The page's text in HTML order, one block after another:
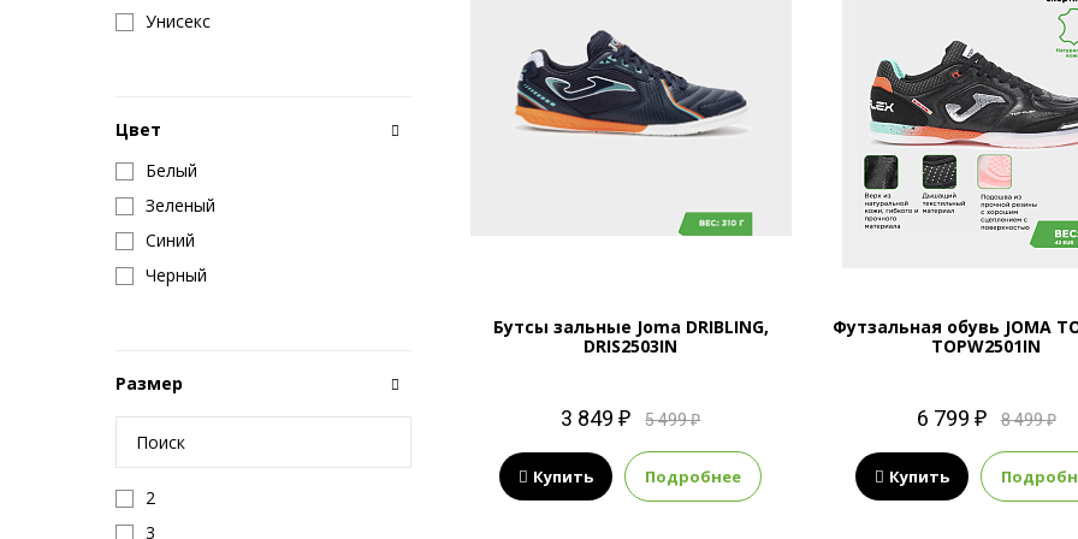
Унисекс
Цвет
Белый
Зеленый
Синий
Черный
Размер
2
3
Бутсы зальные Joma DRIBLING,
DRIS2503IN
3 849 ₽ 5 499 ₽
Купить Подробнее
Футзальная обувь JOMA
TOPW2501IN
6 799 ₽ 8 499 ₽
Купить